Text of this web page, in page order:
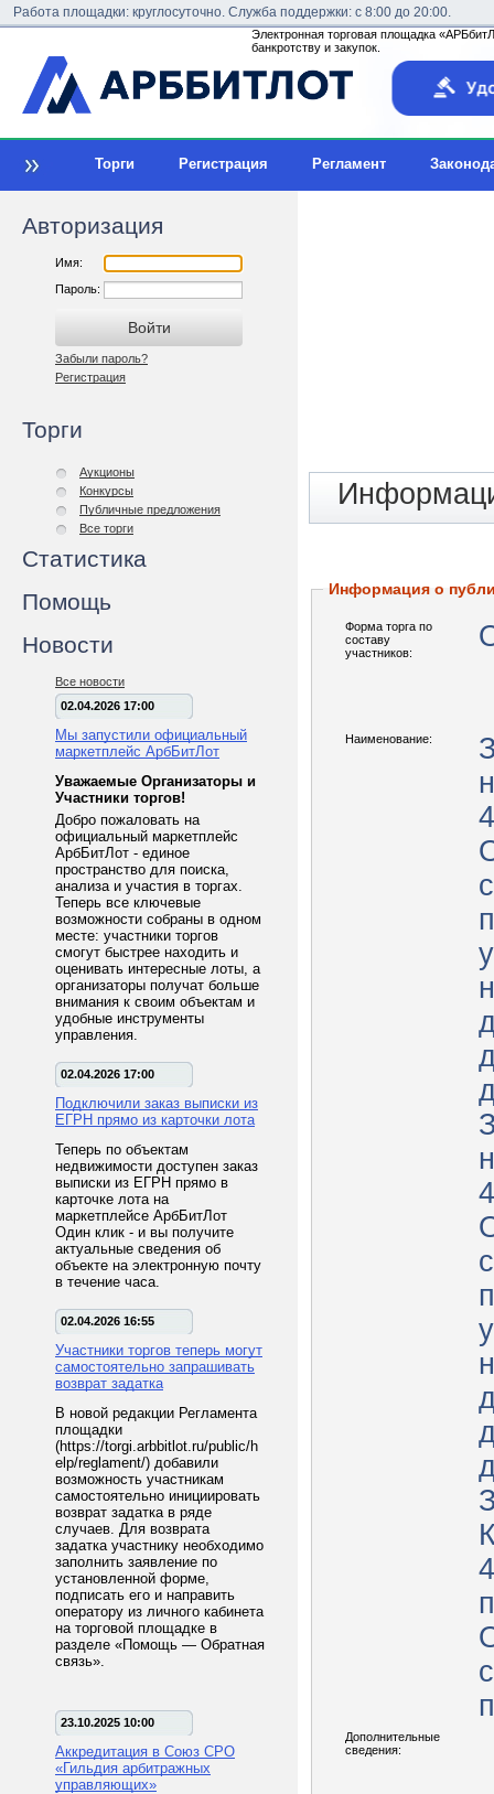
Работа площадки: круглосуточно. Служба поддержки: с 8:00 до 20:00.
Электронная торговая площадка
банкротству и закупок.
Торги Регистрация Регламент
Авторизация
Имя:
Пароль:
Забыли пароль?
Регистрация
Торги
Аукционы
Конкурсы
Публичные предложения
Все торги
Статистика
Помощь
Новости
Все новости
02.04.2026 17:00
Мы запустили официальный
маркетплейс АрбБитЛот
Уважаемые Организаторы и
Участники торгов!
Добро пожаловать на
официальный маркетплейс
АрбБитЛот - единое
пространство для поиска,
анализа и участия в торгах.
Теперь все ключевые
возможности собраны в одном
месте: участники торгов
смогут быстрее находить и
оценивать интересные лоты, а
организаторы получат больше
внимания к своим объектам и
удобные инструменты
управления.
02.04.2026 17:00
Подключили заказ выписки из
ЕГРН прямо из карточки лота
Теперь по объектам
недвижимости доступен заказ
выписки из ЕГРН прямо в
карточке лота на
маркетплейсе АрбБитЛот
Один клик - и вы получите
актуальные сведения об
объекте на электронную почту
в течение часа.
02.04.2026 16:55
Участники торгов теперь могут
самостоятельно запрашивать
возврат задатка
В новой редакции Регламента
площадки
(https://torgi.arbbitlot.ru/public/h
elp/reglament/) добавили
возможность участникам
самостоятельно инициировать
возврат задатка в ряде
случаев. Для возврата
задатка участнику необходимо
заполнить заявление по
установленной форме,
подписать его и направить
оператору из личного кабинета
на торговой площадке в
разделе «Помощь — Обратная
связь».
23.10.2025 10:00
Аккредитация в Союз СРО
«Гильдия арбитражных
управляющих»
Информация о
Форма торга по
составу
участников:
Наименование:
Дополнительные
сведения: